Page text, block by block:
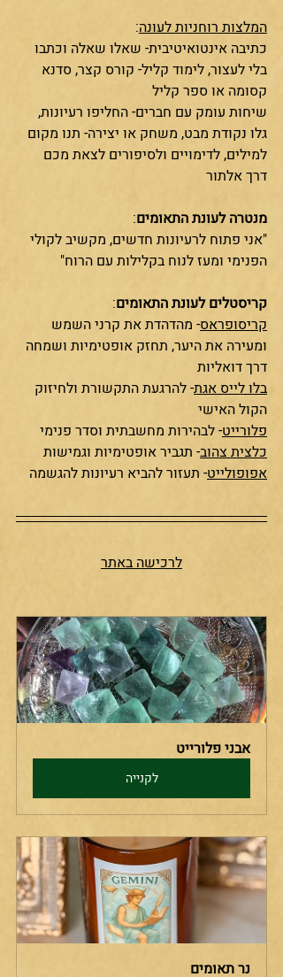
המלצות רוחניות לעונה:
כתיבה אינטואיטיבית- שאלו שאלה וכתבו
בלי לעצור, לימוד קליל- קורס קצר, סדנא
קסומה או ספר קליל
שיחות עומק עם חברים- החליפו רעיונות,
גלו נקודת מבט, משחק או יצירה- תנו מקום
למילים, לדימויים ולסיפורים לצאת מכם
דרך אלתור
מנטרה לעונת התאומים:
"אני פתוח לרעיונות חדשים, מקשיב לקולי
הפנימי ומעז לנוח בקלילות עם הרוח"
קריסטלים לעונת התאומים:
קריסופראס- מהדהדת את קרני השמש
ומעירה את היער, תחזק אופטימיות ושמחה
דרך דואליות
בלו לייס אגת- להרגעת התקשורת ולחיזוק
הקול האישי
פלורייט- לבהירות מחשבתית וסדר פנימי
כלצית צהוב- תגביר אופטימיות וגמישות
אפופולייט- תעזור להביא רעיונות להגשמה
לרכישה באתר
אבני פלורייט
לקנייה
נר תאומים